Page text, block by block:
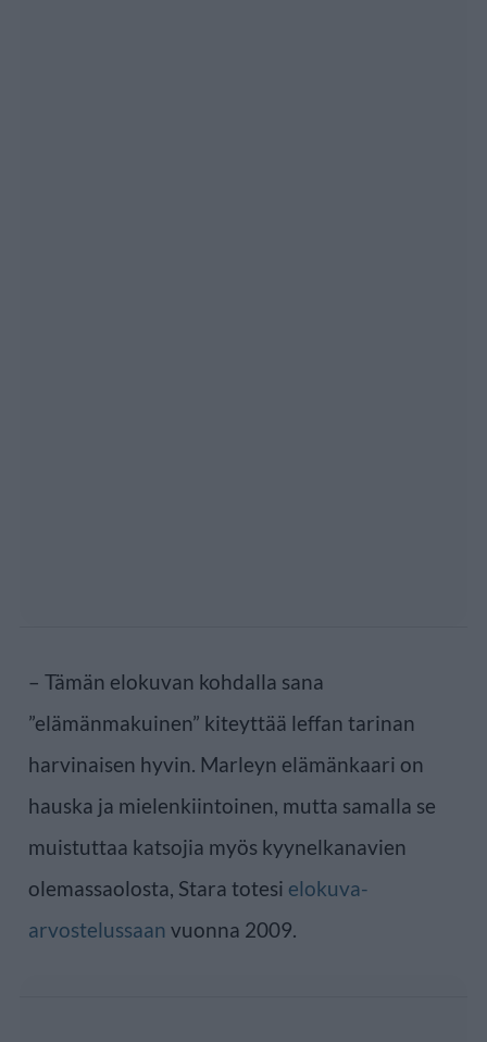
– Tämän elokuvan kohdalla sana
”elämänmakuinen” kiteyttää leffan tarinan
harvinaisen hyvin. Marleyn elämänkaari on
hauska ja mielenkiintoinen, mutta samalla se
muistuttaa katsojia myös kyynelkanavien
olemassaolosta, Stara totesi elokuva-
arvostelussaan vuonna 2009.